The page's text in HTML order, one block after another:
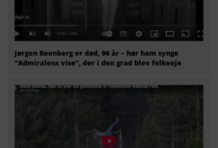
Jørgen Reenberg er død, 96 år – hør ham synge
“Admiralens vise”, der i den grad blev folkeeje